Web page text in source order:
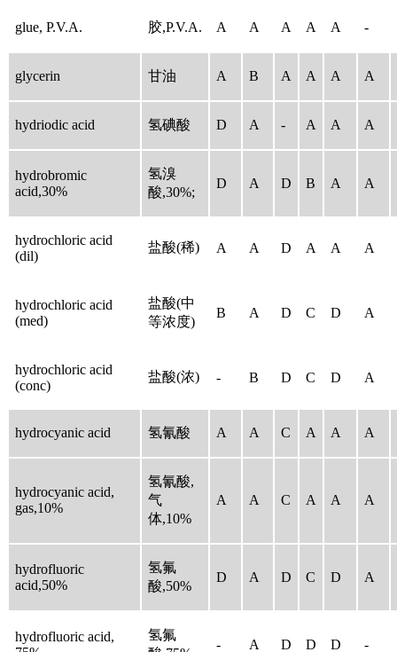
glue, P.V.A. 胶,P.V.A. A A A A A -
glycerin 甘油 A B A A A A
hydriodic acid 氢碘酸 D A - A A A
hydrobromic
acid,30%
氢溴
酸,30%;
D A D B A A
hydrochloric acid
(dil)
盐酸(稀) A A D A A A
hydrochloric acid
(med)
盐酸(中
等浓度)
B A D C D A
hydrochloric acid
(conc)
盐酸(浓) - B D C D A
hydrocyanic acid 氢氰酸 A A C A A A
hydrocyanic acid,
gas,10%
氢氰酸,
气
体,10%
A A C A A A
hydrofluoric
acid,50%
氢氟
酸,50%
D A D C D A
hydrofluoric acid,
氢氟
- A D D D -